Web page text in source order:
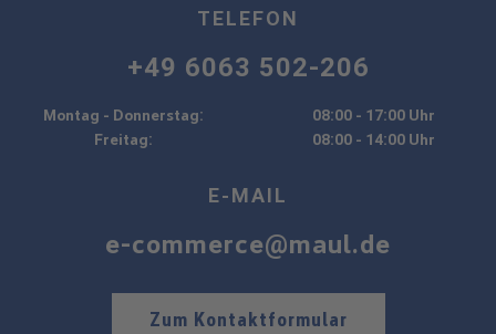
TELEFON
+49 6063 502-206
Montag - Donnerstag:
08:00 - 17:00 Uhr
Freitag:
08:00 - 14:00 Uhr
E-MAIL
e-commerce@maul.de
Zum Kontaktformular